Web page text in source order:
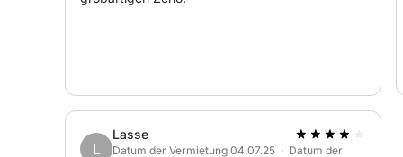
Kontaktieren Sie uns für weitere Informationen
L
Lasse
Datum der Vermietung 04.07.25 · Datum der